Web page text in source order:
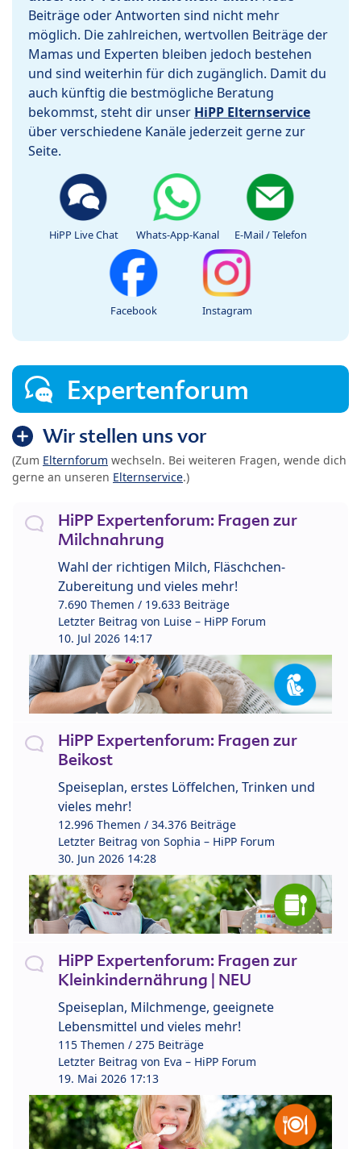
Beiträge oder Antworten sind nicht mehr
möglich. Die zahlreichen, wertvollen Beiträge der
Mamas und Experten bleiben jedoch bestehen
und sind weiterhin für dich zugänglich. Damit du
auch künftig die bestmögliche Beratung
bekommst, steht dir unser HiPP Elternservice
über verschiedene Kanäle jederzeit gerne zur
Seite.
HiPP Live Chat Whats-App-Kanal E-Mail / Telefon
Facebook Instagram
Expertenforum
Wir stellen uns vor
(Zum Elternforum wechseln. Bei weiteren Fragen, wende dich
gerne an unseren Elternservice.)
HiPP Expertenforum: Fragen zur
Milchnahrung
Wahl der richtigen Milch, Fläschchen-
Zubereitung und vieles mehr!
7.690 Themen / 19.633 Beiträge
Letzter Beitrag von Luise – HiPP Forum
10. Jul 2026 14:17
HiPP Expertenforum: Fragen zur
Beikost
Speiseplan, erstes Löffelchen, Trinken und
vieles mehr!
12.996 Themen / 34.376 Beiträge
Letzter Beitrag von Sophia – HiPP Forum
30. Jun 2026 14:28
HiPP Expertenforum: Fragen zur
Kleinkindernährung | NEU
Speiseplan, Milchmenge, geeignete
Lebensmittel und vieles mehr!
115 Themen / 275 Beiträge
Letzter Beitrag von Eva – HiPP Forum
19. Mai 2026 17:13